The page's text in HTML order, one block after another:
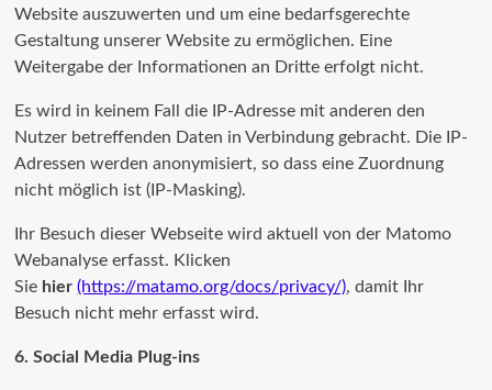
Website auszuwerten und um eine bedarfsgerechte
Gestaltung unserer Website zu ermöglichen. Eine
Weitergabe der Informationen an Dritte erfolgt nicht.
Es wird in keinem Fall die IP-Adresse mit anderen den
Nutzer betreffenden Daten in Verbindung gebracht. Die IP-
Adressen werden anonymisiert, so dass eine Zuordnung
nicht möglich ist (IP-Masking).
Ihr Besuch dieser Webseite wird aktuell von der Matomo
Webanalyse erfasst. Klicken
Sie hier (https://matamo.org/docs/privacy/), damit Ihr
Besuch nicht mehr erfasst wird.
6. Social Media Plug-ins